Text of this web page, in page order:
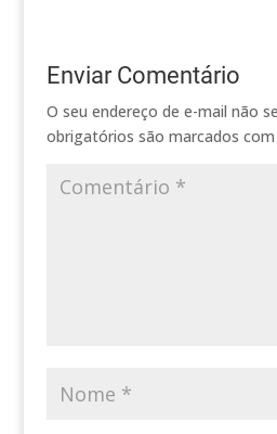
Enviar Comentário
O seu endereço de e-mail não
obrigatórios são marcados com